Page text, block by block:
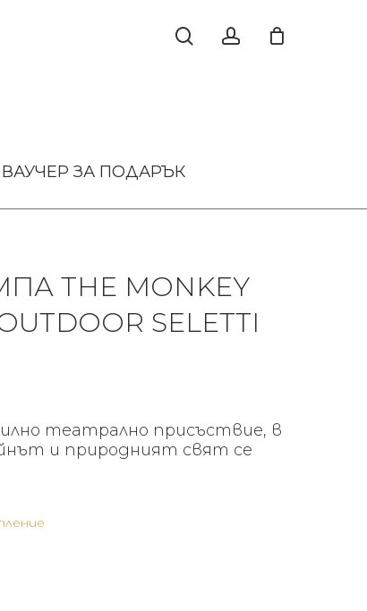
ВАУЧЕР ЗА ПОДАРЪК
THE MONKEY
SELETTI
театрално присъствие, в
и природният свят се